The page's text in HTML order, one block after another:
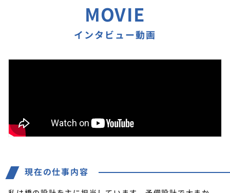
MOVIE
インタビュー動画
現在の仕事内容